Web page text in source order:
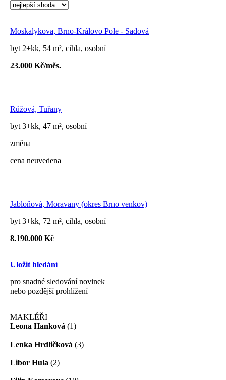
Moskalykova, Brno-Královo Pole - Sadová
byt 2+kk, 54 m², cihla, osobní
23.000 Kč/měs.
Růžová, Tuřany
byt 3+kk, 47 m², osobní
změna
cena neuvedena
Jabloňová, Moravany (okres Brno venkov)
byt 3+kk, 72 m², cihla, osobní
8.190.000 Kč
Uložit hledání
pro snadné sledování novinek
nebo pozdější prohlížení
MAKLÉŘI
Leona Hanková (1)
Lenka Hrdličková (3)
Libor Hula (2)